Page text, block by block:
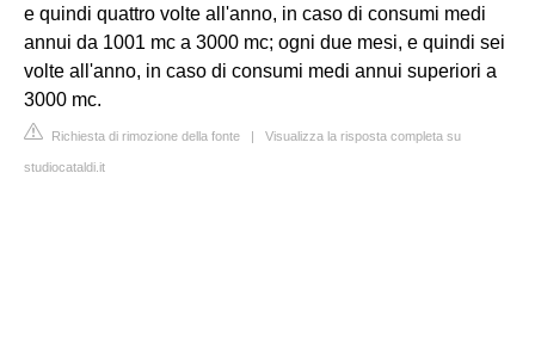
e quindi quattro volte all'anno, in caso di consumi medi
annui da 1001 mc a 3000 mc; ogni due mesi, e quindi sei
volte all'anno, in caso di consumi medi annui superiori a
3000 mc.
Richiesta di rimozione della fonte | Visualizza la risposta completa su
studiocataldi.it